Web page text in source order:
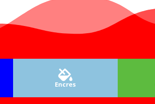
Encres